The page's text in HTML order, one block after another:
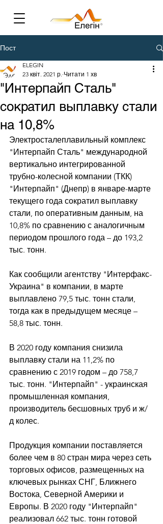
Пост
"Интерпайп Сталь"
сократил выплавку стали
на 10,8%
ELEGIN
23 квіт. 2021 р. Читати 1 хв
Электросталеплавильный комплекс
"Интерпайп Сталь" международной
вертикально интегрированной
трубно-колесной компании (ТКК)
"Интерпайп" (Днепр) в январе-марте
текущего года сократил выплавку
стали, по оперативным данным, на
10,8% по сравнению с аналогичным
периодом прошлого года – до 193,2
тыс. тонн.
Как сообщили агентству "Интерфакс-
Украина" в компании, в марте
выплавлено 79,5 тыс. тонн стали,
тогда как в предыдущем месяце –
58,8 тыс. тонн.
В 2020 году компания снизила
выплавку стали на 11,2% по
сравнению с 2019 годом – до 758,7
тыс. тонн. "Интерпайп" - украинская
промышленная компания,
производитель бесшовных труб и ж/
д колес.
Продукция компании поставляется
более чем в 80 стран мира через сеть
торговых офисов, размещенных на
ключевых рынках СНГ, Ближнего
Востока, Северной Америки и
Европы. В 2020 году "Интерпайп"
реализовал 662 тыс. тонн готовой